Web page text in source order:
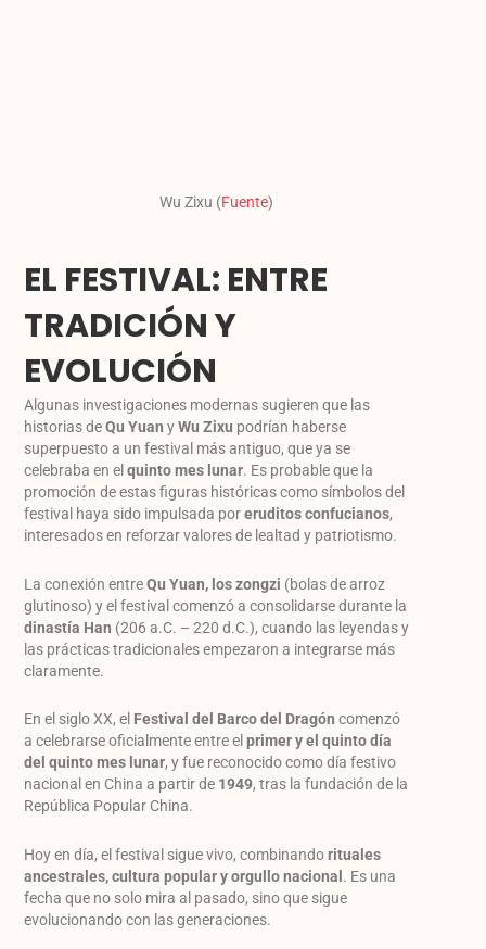
Wu Zixu (Fuente)
EL FESTIVAL: ENTRE
TRADICIÓN Y
EVOLUCIÓN
Algunas investigaciones modernas sugieren que las
historias deQu Yuan yWu Zixu podrían haberse
superpuesto a un festival más antiguo, que ya se
celebraba en elquinto mes lunar. Es probable que la
promoción de estas figuras históricas como símbolos del
festival haya sido impulsada poreruditos confucianos,
interesados en reforzar valores de lealtad y patriotismo.
La conexión entreQu Yuan, los zongzi (bolas de arroz
glutinoso) y el festival comenzó a consolidarse durante la
dinastía Han (206 a.C. – 220 d.C.), cuando las leyendas y
las prácticas tradicionales empezaron a integrarse más
claramente.
En el siglo XX, el Festival del Barco del Dragón comenzó
a celebrarse oficialmente entre elprimer y el quinto día
del quinto mes lunar, y fue reconocido como día festivo
nacional en China a partir de 1949, tras la fundación de la
República Popular China.
Hoy en día, el festival sigue vivo, combinandorituales
ancestrales, cultura popular y orgullo nacional . Es una
fecha que no solo mira al pasado, sino que sigue
evolucionando con las generaciones.